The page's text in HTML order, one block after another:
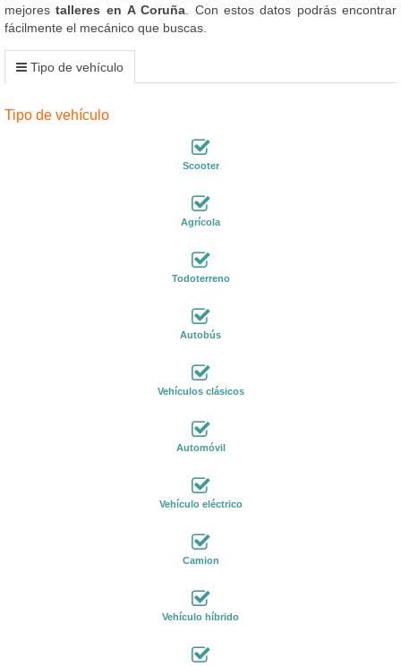
mejorestalleres en A Coruña . Con estos datos podrás encontrar
fácilmente el mecánico que buscas.
Tipo de vehículo
Tipo de vehículo
Scooter
Agrícola
Todoterreno
Autobús
Vehículos clásicos
Automóvil
Vehículo eléctrico
Camion
Vehículo híbrido